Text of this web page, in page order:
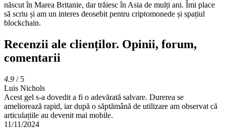
născut în Marea Britanie, dar trăiesc în Asia de mulți ani. Îmi place
să scriu și am un interes deosebit pentru criptomonede și spațiul
blockchain.
Recenzii ale clienților. Opinii, forum,
comentarii
4.9 / 5
Luis Nichols
Acest gel s-a dovedit a fi o adevărată salvare. Durerea se
ameliorează rapid, iar după o săptămână de utilizare am observat că
articulațiile au devenit mai mobile.
11/11/2024